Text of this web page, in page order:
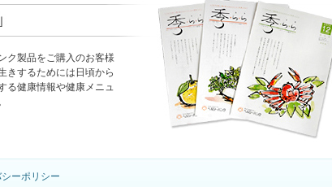
ク製品をご購入のお客様
きするためには日頃から
る健康情報や健康メニュ
ーポリシー